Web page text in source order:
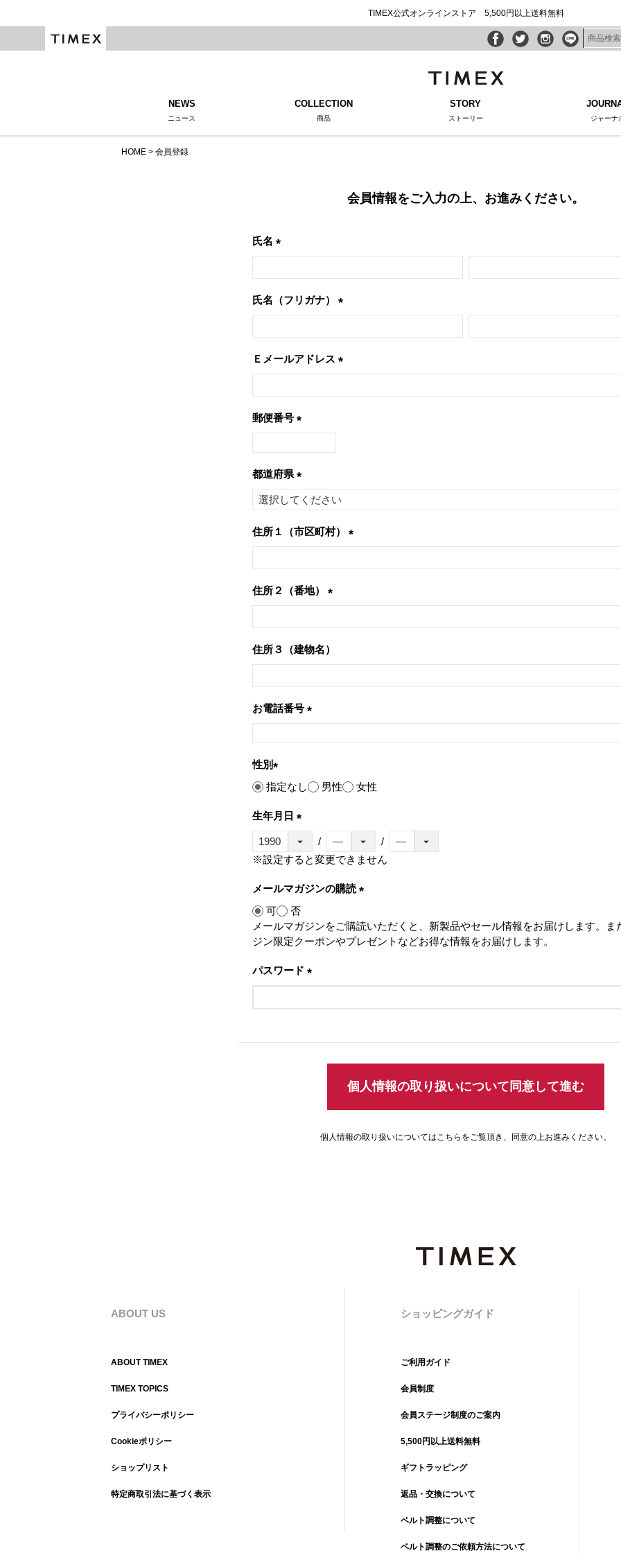
TIMEX公式オンラインストア 5,500円以上送料無料
NEWS
ニュース
COLLECTION
商品
STORY
ストーリー ジャーナ
HOME 会員登録
会員情報をご入力の上、お進みください。
氏名
(必
須)
氏名（フリガナ）
(必
須)
Ｅメールアドレス
(必
須)
郵便番号
(必
須)
都道府県
(必
須)
住所１（市区町村）
(必
須)
住所２（番地）
(必
須)
住所３（建物名）
お電話番号
(必
須)
性別
(必
指定なし 男性 女性
生年月日
須)
※設定すると変更できません
メールマガジンの購読
須)
可
否
メールマガジンをご購読いただくと、新製品やセール情報をお届けします。ま
ジン限定クーポンやプレゼントなどお得な情報をお届けします。
パスワード
(必
個人情報の取り扱いについて同意して進む
個人情報の取り扱いについてはこちら をご覧頂き、同意の上お進みください。
ABOUT US
ABOUT TIMEX
TIMEX TOPICS
プライバシーポリシー
Cookieポリシー
ショップリスト
特定商取引法に基づく表示
ショッピングガイド
ご利用ガイド
会員制度
会員ステージ制度のご案内
5,500円以上送料無料
ギフトラッピング
返品・交換について
ベルト調整について
ベルト調整のご依頼方法について